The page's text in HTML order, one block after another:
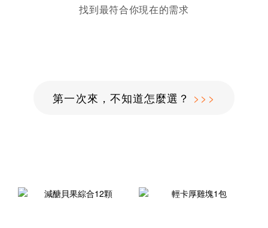
找到最符合你現在的需求
第一次來，不知道怎麼選？ >>>